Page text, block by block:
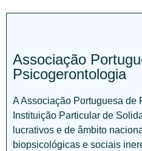
Associação
Psicogerontologia
A Associação Portuguesa de
Instituição Particular de
lucrativos e de âmbito
biopsicológicas e sociais